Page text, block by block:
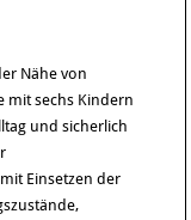
Nähe von
mit sechs Kindern
und sicherlich
Einsetzen der